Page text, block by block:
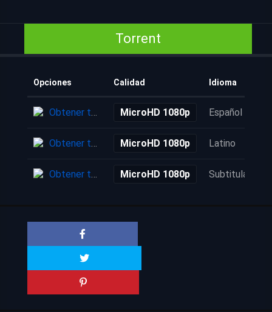
Torrent
Opciones Calidad Idioma
Obtener torrent MicroHD 1080p Español
Obtener torrent MicroHD 1080p Latino
Obtener torrent MicroHD 1080p Subtitulada